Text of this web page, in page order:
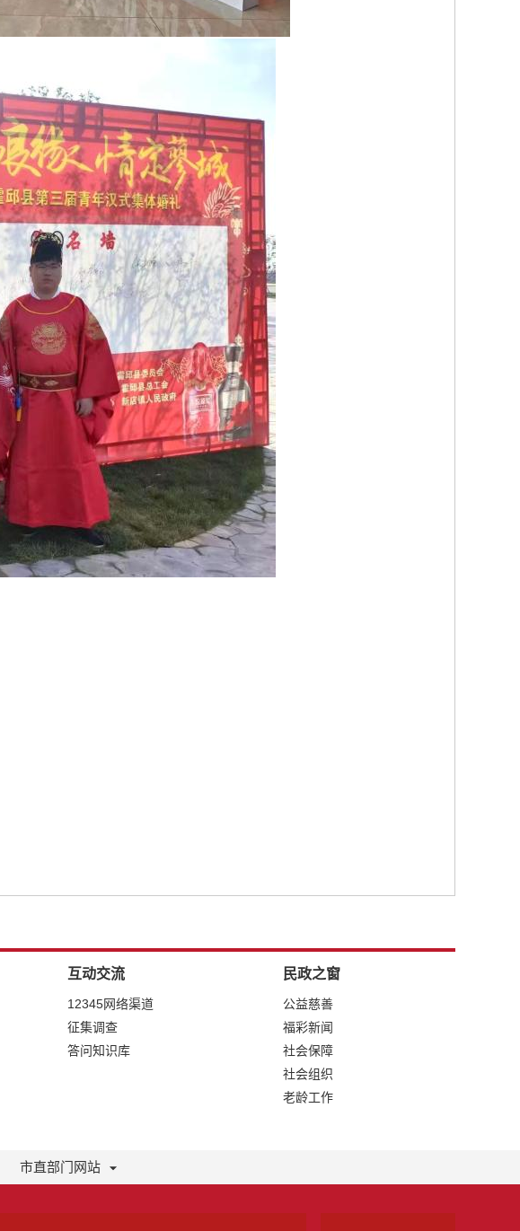
互动交流
12345网络渠道
征集调查
答问知识库
民政之窗
公益慈善
福彩新闻
社会保障
社会组织
老龄工作
市直部门网站